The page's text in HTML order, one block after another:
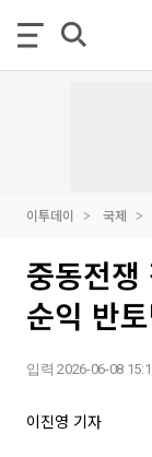
이투데이 국제
중동전
순익 반
입력 2026-06-08
이진영 기자